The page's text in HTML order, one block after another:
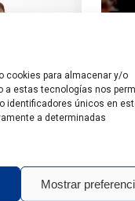
cookies para almacenar y/o
a estas tecnologías nos
identificadores únicos en
a determinadas
Mostrar